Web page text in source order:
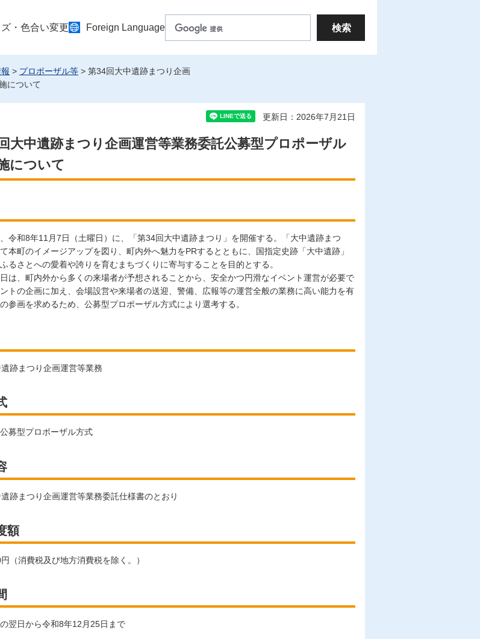
・色合い変更 Foreign Language
> プロポーザル等 > 第34回大中遺跡まつり企画
について
更新日：2026年7月21日
大中遺跡まつり企画運営等業務委託公募型プロポーザル
について
令和8年11月7日（土曜日）に、「第34回大中遺跡まつり」を開催する。「大中遺跡まつ
本町のイメージアップを図り、町内外へ魅力をPRするとともに、国指定史跡「大中遺跡」
るさとへの愛着や誇りを育むまちづくりに寄与することを目的とする。
は、町内外から多くの来場者が予想されることから、安全かつ円滑なイベント運営が必要で
トの企画に加え、会場設営や来場者の送迎、警備、広報等の運営全般の業務に高い能力を有
参画を求めるため、公募型プロポーザル方式により選考する。
跡まつり企画運営等業務
募型プロポーザル方式
跡まつり企画運営等業務委託仕様書のとおり
額
（消費税及び地方消費税を除く。）
翌日から令和8年12月25日まで